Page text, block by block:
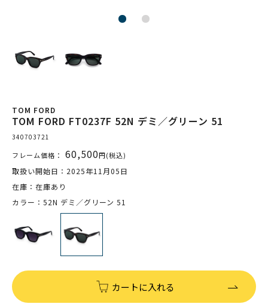
TOM FORD
TOM FORD FT0237F 52N デミ／グリーン 51
340703721
フレーム価格： 60,500円(税込)
取扱い開始日：2025年11月05日
在庫：在庫あり
カラー：52N デミ／グリーン 51
カートに入れる